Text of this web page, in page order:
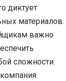
диктует
материалов.
важно
сложности.